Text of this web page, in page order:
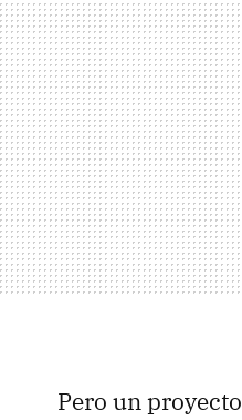
Pero un proyecto